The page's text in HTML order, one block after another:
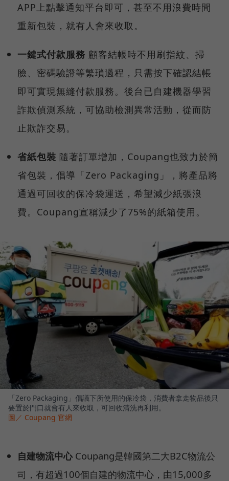
APP上點擊通知平台即可，甚至不用浪費時間
重新包裝，就有人會來收取。
一鍵式付款服務 顧客結帳時不用刷指紋、掃
臉、密碼驗證等繁瑣過程，只需按下確認結帳
即可實現無縫付款服務。後台已自建機器學習
詐欺偵測系統，可協助檢測異常活動，從而防
止欺詐交易。
省紙包裝 隨著訂單增加，Coupang也致力於簡
省包裝，倡導「Zero Packaging」，將產品將
通過可回收的保冷袋運送，希望減少紙張浪
費。Coupang宣稱減少了75%的紙箱使用。
「Zero Packaging」倡議下所使用的保冷袋，消費者拿走物品後只
要置於門口就會有人來收取，可回收清洗再利用。
圖／ Coupang 官網
自建物流中心Coupang是韓國第二大B2C物流公
司，有超過100個自建的物流中心，由15,000多